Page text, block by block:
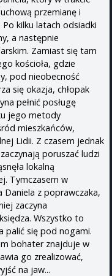
przemianę i
kilku latach odsiadki
a następnie
Zamiast się tam
kościoła, gdzie
pod nieobecność
się okazja, chłopak
pełnić posługę
jego metody
mieszkańców,
Lidii. Z czasem jednak
poruszać ludzi
lokalną
Tymczasem w
z poprawczaka,
zaczyna
Wszystko to
palić się pod nogami.
bohater znajduje w
go zrealizować,
na jaw...